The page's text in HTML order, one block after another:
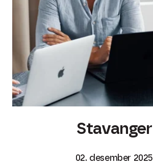
Stavanger
02. desember 2025